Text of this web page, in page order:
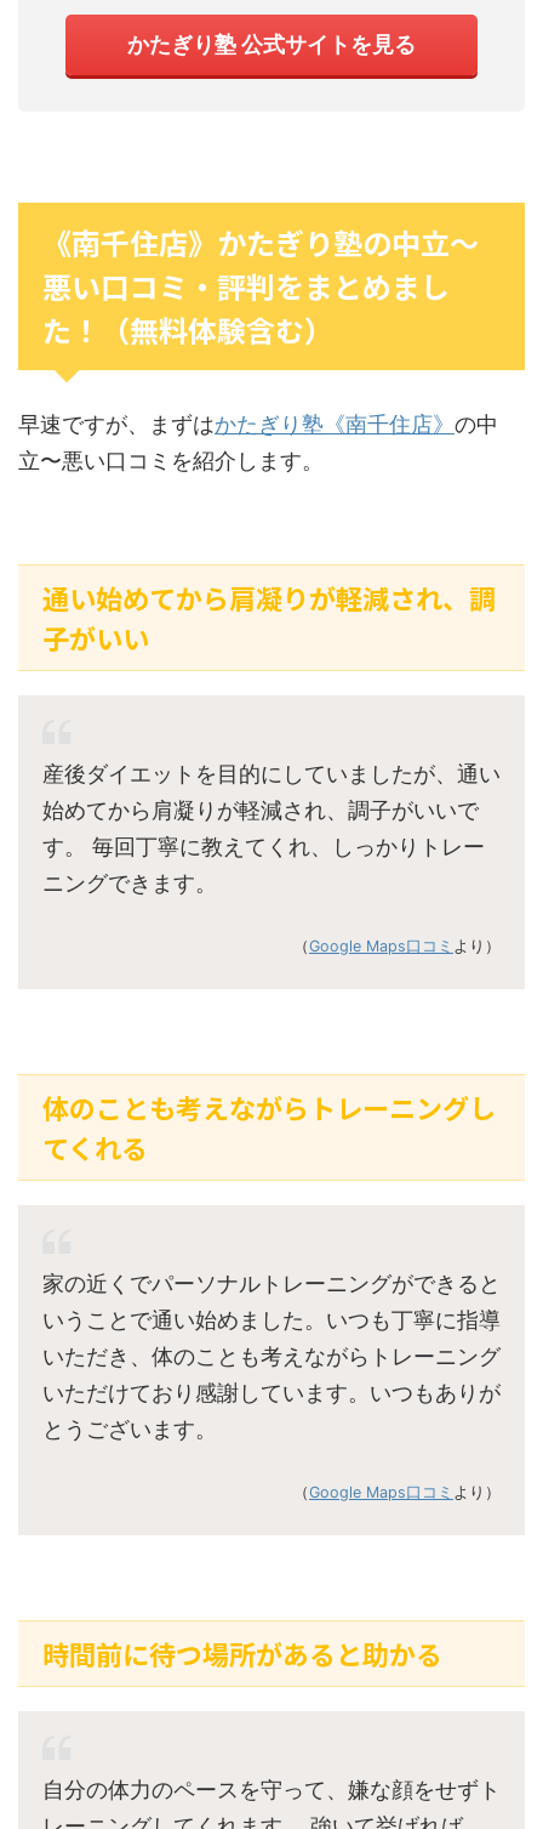
かたぎり塾 公式サイトを見る
《南千住店》かたぎり塾の中立〜
悪い口コミ・評判をまとめまし
た！（無料体験含む）
早速ですが、まずはかたぎり塾《南千住店》 の中
立〜悪い口コミを紹介します。
通い始めてから肩凝りが軽減され、調
子がいい
産後ダイエットを目的にしていましたが、通い
始めてから肩凝りが軽減され、調子がいいで
す。 毎回丁寧に教えてくれ、しっかりトレー
ニングできます。
（Google Maps口コミ より）
体のことも考えながらトレーニングし
てくれる
家の近くでパーソナルトレーニングができると
いうことで通い始めました。いつも丁寧に指導
いただき、体のことも考えながらトレーニング
いただけており感謝しています。いつもありが
とうございます。
（Google Maps口コミ より）
時間前に待つ場所があると助かる
自分の体力のペースを守って、嫌な顔をせずト